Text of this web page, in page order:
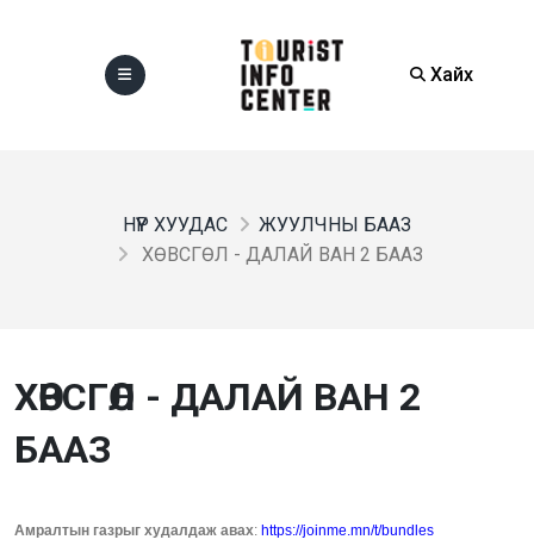
Хайх
НҮҮР ХУУДАС
ЖУУЛЧНЫ БААЗ
ХӨВСГӨЛ - ДАЛАЙ ВАН 2 БААЗ
ХӨВСГӨЛ - ДАЛАЙ ВАН 2
БААЗ
Амралтын газрыг худалдаж авах: https://joinme.mn/t/bundles